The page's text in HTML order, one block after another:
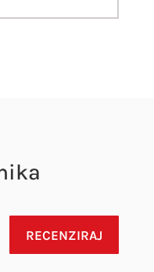
RECENZIRAJ